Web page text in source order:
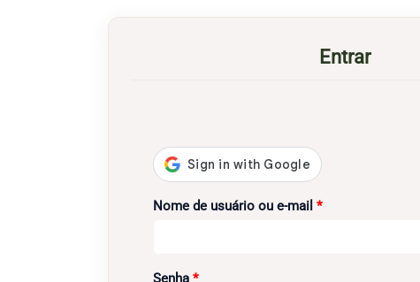
Entrar
Nome de usuário ou e-mail *Obrigatório
Senha *Obrigatório